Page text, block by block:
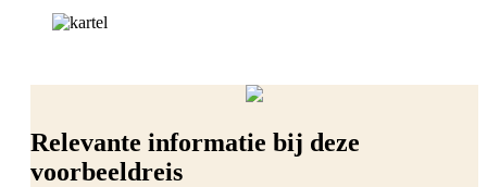
Relevante informatie bij deze
voorbeeldreis